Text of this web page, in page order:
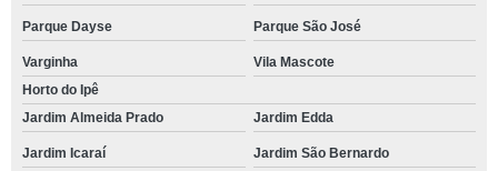
Parque Dayse Parque São José
Varginha
Vila Mascote
Horto do Ipê
Jardim Almeida Prado
Jardim Edda
Jardim Icaraí Jardim São Bernardo